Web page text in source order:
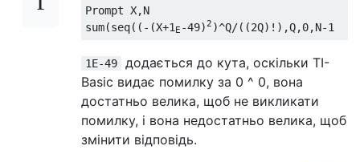
Prompt X,N
sum(seq((-(X+1 E -49)2
1E-49
додається до кута, оскільки TI-
Basic видає помилку за 0 ^ 0, вона
достатньо велика, щоб не викликати
помилку, і вона недостатньо велика, щоб
змінити відповідь.